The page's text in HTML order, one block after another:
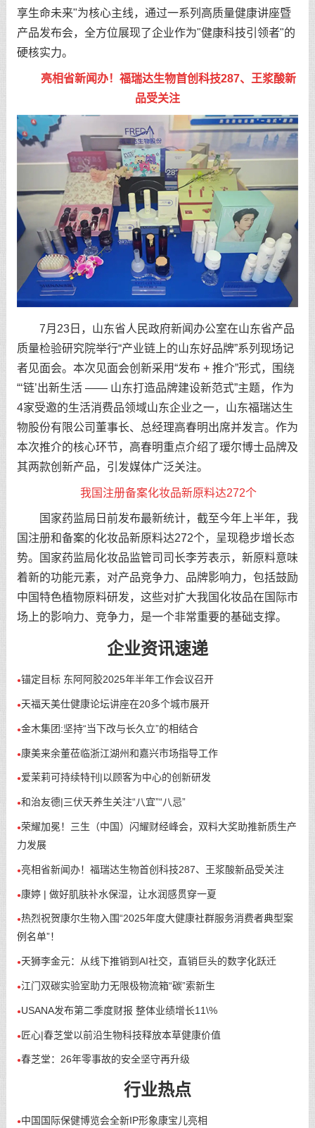
享生命未来"为核心主线，通过一系列高质量健康讲座暨
产品发布会，全方位展现了企业作为"健康科技引领者"的
硬核实力。
亮相省新闻办！福瑞达生物首创科技287、王浆酸新
品受关注
7月23日，山东省人民政府新闻办公室在山东省产品
质量检验研究院举行“产业链上的山东好品牌”系列现场记
者见面会。本次见面会创新采用“发布 + 推介”形式，围绕
“‘链’出新生活 —— 山东打造品牌建设新范式”主题，作为
4家受邀的生活消费品领域山东企业之一，山东福瑞达生
物股份有限公司董事长、总经理高春明出席并发言。作为
本次推介的核心环节，高春明重点介绍了瑷尔博士品牌及
其两款创新产品，引发媒体广泛关注。
我国注册备案化妆品新原料达272个
国家药监局日前发布最新统计，截至今年上半年，我
国注册和备案的化妆品新原料达272个，呈现稳步增长态
势。国家药监局化妆品监管司司长李芳表示，新原料意味
着新的功能元素，对产品竞争力、品牌影响力，包括鼓励
中国特色植物原料研发，这些对扩大我国化妆品在国际市
场上的影响力、竞争力，是一个非常重要的基础支撑。
企业资讯速递
●锚定目标 东阿阿胶2025年半年工作会议召开
●天福天美仕健康论坛讲座在20多个城市展开
●金木集团:坚持“当下改与长久立”的相结合
●康美来余董莅临浙江湖州和嘉兴市场指导工作
●爱茉莉可持续特刊|以顾客为中心的创新研发
●和治友德|三伏天养生关注“八宜”“八忌”
●荣耀加冕！三生（中国）闪耀财经峰会，双料大奖助推新质生产
力发展
●亮相省新闻办！福瑞达生物首创科技287、王浆酸新品受关注
●康婷 | 做好肌肤补水保湿，让水润感贯穿一夏
●热烈祝贺康尔生物入围“2025年度大健康社群服务消费者典型案
例名单”！
●天狮李金元：从线下推销到AI社交，直销巨头的数字化跃迁
●江门双碳实验室助力无限极物流箱“碳”索新生
●USANA发布第二季度财报 整体业绩增长11\%
● 匠心|春芝堂以前沿生物科技释放本草健康价值
●春芝堂：26年零事故的安全坚守再升级
行业热点
●中国国际保健博览会全新IP形象康宝儿亮相